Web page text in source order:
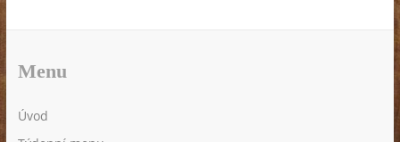
Menu
Úvod